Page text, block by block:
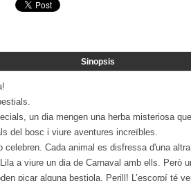
Sinopsis
un dia mengen una herba misteriosa
del bosc i viure aventures increïbles.
celebren. Cada animal es disfressa d'una
a viure un dia de Carnaval amb ells. Però
picar alguna bestiola. Perill! L’escorpí té